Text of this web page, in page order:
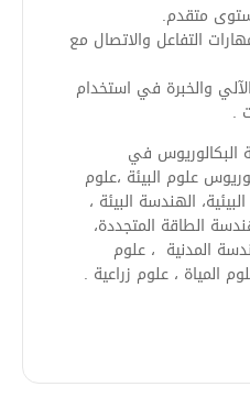
متقدم.
التفاعل والاتصال مع
والخبرة في استخدام
.
في
علوم البيئة ،علوم
الهندسة البيئة ،
الطاقة المتجددة،
المدنية ، علوم
المياة ، علوم زراعية .